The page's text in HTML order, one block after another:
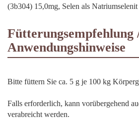
(3b304) 15,0mg, Selen als
Fütterungsempfehlung
Anwendungshinweise
Bitte füttern Sie ca. 5 g je 100 kg
Falls erforderlich, kann vorübergehend
verabreicht werden.